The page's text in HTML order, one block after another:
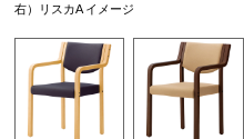
右）リスカA イメージ